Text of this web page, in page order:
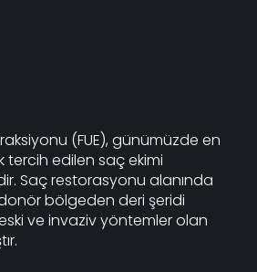
(FUE), günümüzde en
tercih edilen saç ekimi
Saç restorasyonu alanında
bölgeden deri şeridi
eski ve invaziv yöntemler olan